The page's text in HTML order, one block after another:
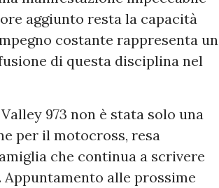
aggiunto resta la capacità
costante rappresenta un
di questa disciplina nel
973 non è stata solo una
per il motocross, resa
che continua a scrivere
alle prossime